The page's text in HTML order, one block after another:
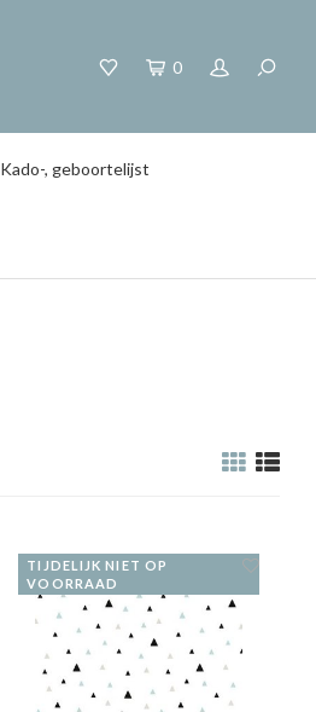
0
Kado-, geboortelijst
TIJDELIJK NIET OP
VOORRAAD